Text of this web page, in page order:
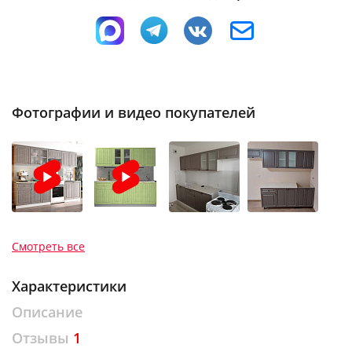
Фотографии и видео покупателей
Смотреть все
Характеристики
Описание
Отзывы 1